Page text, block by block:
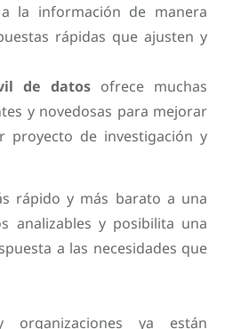
la información de manera
rápidas que ajusten y
de datos ofrece muchas
y novedosas para mejorar
proyecto de investigación y
rápido y más barato a una
analizables y posibilita una
a las necesidades que
organizaciones ya están